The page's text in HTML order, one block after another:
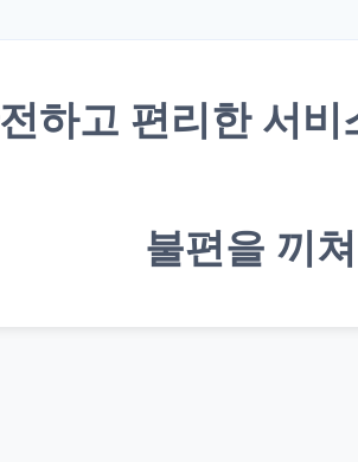
하고 편리한 서
불편을 끼